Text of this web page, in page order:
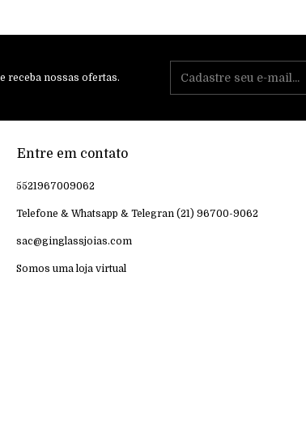
receba nossas ofertas.
Entre em contato
5521967009062
Telefone & Whatsapp & Telegran (21) 96700-9062
sac@ginglassjoias.com
Somos uma loja virtual